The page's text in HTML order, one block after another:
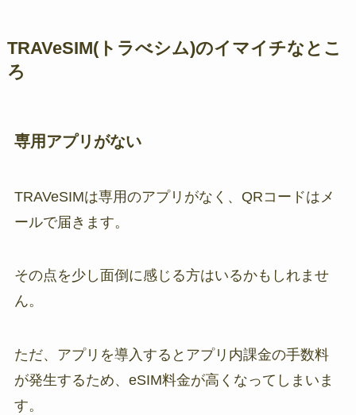
TRAVeSIM(トラべシム)のイマイチなとこ
ろ
専用アプリがない
TRAVeSIMは専用のアプリがなく、QRコードはメ
ールで届きます。
その点を少し面倒に感じる方はいるかもしれませ
ん。
ただ、アプリを導入するとアプリ内課金の手数料
が発生するため、eSIM料金が高くなってしまいま
す。